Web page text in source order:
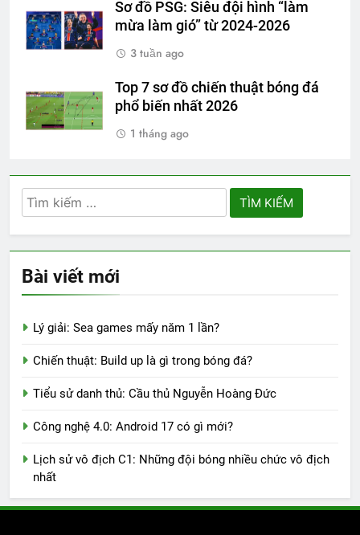
Sơ đồ PSG: Siêu đội hình “làm
mừa làm gió” từ 2024-2026
3 tuần ago
Top 7 sơ đồ chiến thuật bóng đá
phổ biến nhất 2026
1 tháng ago
Tìm
kiếm
Bài viết mới
Lý giải: Sea games mấy năm 1 lần?
Chiến thuật: Build up là gì trong bóng đá?
Tiểu sử danh thủ: Cầu thủ Nguyễn Hoàng Đức
Công nghệ 4.0: Android 17 có gì mới?
Lịch sử vô địch C1: Những đội bóng nhiều chức vô địch
nhất